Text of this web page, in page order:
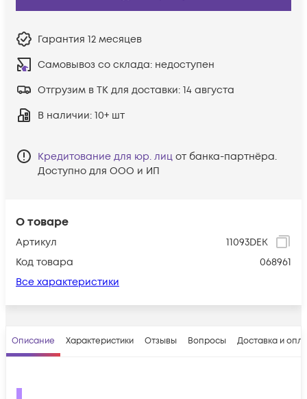
О товаре
Артикул
11093DEK
Код товара
068961
Все характеристики
Гарантия 12 месяцев
Самовывоз со склада: недоступен
Отгрузим в ТК для доставки: 14 августа
В наличии: 10+ шт
Кредитование для юр. лиц от банка-партнёра.
Доступно для ООО и ИП
Описание Характеристики Отзывы Вопросы Доставка и